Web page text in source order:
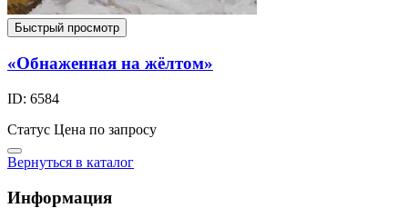
Быстрый просмотр
«Обнаженная на жёлтом»
ID: 6584
Статус Цена по запросу
Вернуться в каталог
Информация